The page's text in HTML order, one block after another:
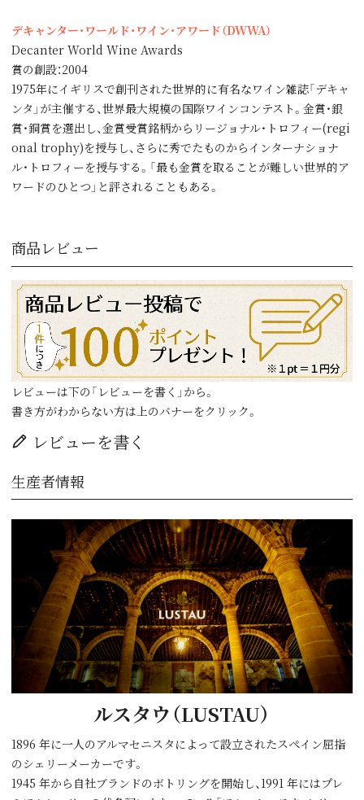
デキャンター・ワールド・ワイン・アワード（DWWA）
Decanter World Wine Awards
賞の創設：2004
1975年にイギリスで創刊された世界的に有名なワイン雑誌「デキャ
ンタ」が主催する、世界最大規模の国際ワインコンテスト。金賞・銀
賞・銅賞を選出し、金賞受賞銘柄からリージョナル・トロフィー(regi
onal trophy)を授与し、さらに秀でたものからインターナショナ
ル・トロフィーを授与する。「最も金賞を取ることが難しい世界的ア
ワードのひとつ」と評されることもある。
商品レビュー
レビューは下の「レビューを書く」から。
書き方がわからない方は上のバナーをクリック。
レビューを書く
生産者情報
ルスタウ（LUSTAU）
1896 年に一人のアルマセニスタによって設立されたスペイン屈指
のシェリーメーカーです。
1945 年から自社ブランドのボトリングを開始し、1991 年にはプレ